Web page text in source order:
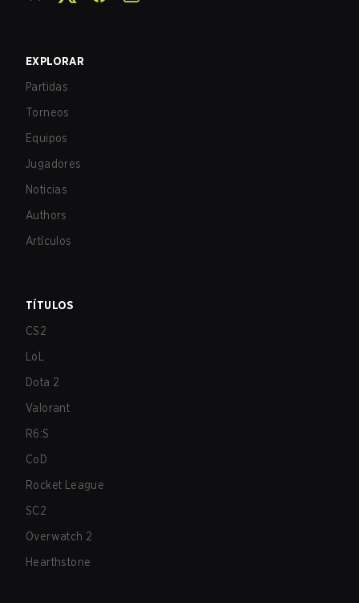
EXPLORAR
Partidas
Torneos
Equipos
Jugadores
Noticias
Authors
Artículos
TÍTULOS
CS2
LoL
Dota 2
Valorant
R6:S
CoD
Rocket League
SC2
Overwatch 2
Hearthstone